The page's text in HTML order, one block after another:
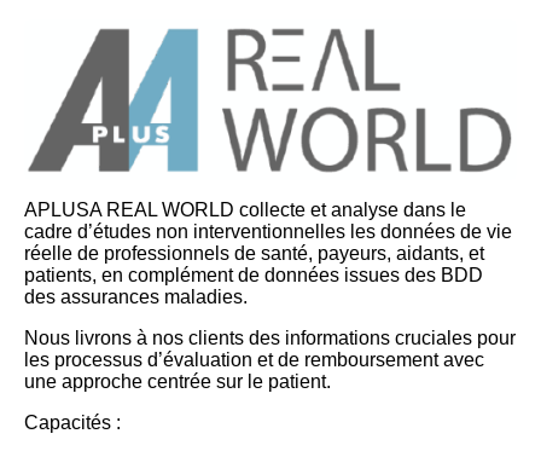
APLUSA REAL WORLD collecte et analyse dans le
cadre d’études non interventionnelles les données de vie
réelle de professionnels de santé, payeurs, aidants, et
patients, en complément de données issues des BDD
des assurances maladies.
Nous livrons à nos clients des informations cruciales pour
les processus d’évaluation et de remboursement avec
une approche centrée sur le patient.
Capacités :